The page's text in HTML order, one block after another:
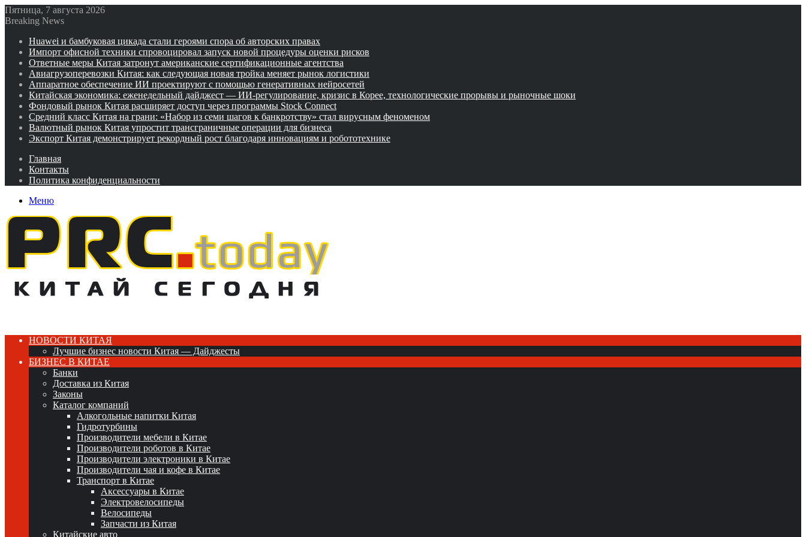
Пятница, 7 августа 2026
Breaking News
Huawei и бамбуковая цикада стали героями спора об авторских правах
Импорт офисной техники спровоцировал запуск новой процедуры оценки рисков
Ответные меры Китая затронут американские сертификационные агентства
Авиагрузоперевозки Китая: как следующая новая тройка меняет рынок логистики
Аппаратное обеспечение ИИ проектируют с помощью генеративных нейросетей
Китайская экономика: еженедельный дайджест — ИИ-регулирование, кризис в Корее, технологические прорывы и рыночные шоки
Фондовый рынок Китая расширяет доступ через программы Stock Connect
Средний класс Китая на грани: «Набор из семи шагов к банкротству» стал вирусным феноменом
Валютный рынок Китая упростит трансграничные операции для бизнеса
Экспорт Китая демонстрирует рекордный рост благодаря инновациям и робототехнике
Главная
Контакты
Политика конфиденциальности
Меню
НОВОСТИ КИТАЯ
Лучшие бизнес новости Китая — Дайджесты
БИЗНЕС В КИТАЕ
Банки
Доставка из Китая
Законы
Каталог компаний
Алкогольные напитки Китая
Гидротурбины
Производители мебели в Китае
Производители роботов в Китае
Производители электроники в Китае
Производители чая и кофе в Китае
Транспорт в Китае
Аксессуары в Китае
Электровелосипеды
Велосипеды
Запчасти из Китая
Китайские авто